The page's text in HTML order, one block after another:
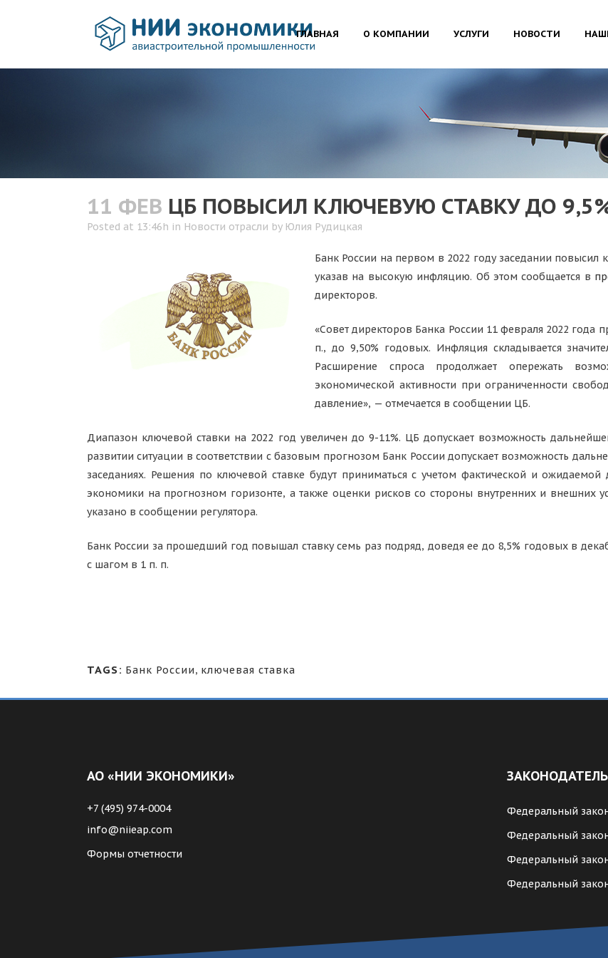
ГЛАВНАЯ О КОМПАНИИ УСЛУГИ НОВОСТИ
11 ФЕВ ЦБ ПОВЫСИЛ КЛЮЧЕВУЮ СТАВКУ ДО
Posted at 13:46h in Новости отрасли by Юлия Рудицкая
Банк России на первом в 2022 году заседании повысил
указав на высокую инфляцию. Об этом сообщается в
директоров.
«Совет директоров Банка России 11 февраля 2022 года
п., до 9,50% годовых. Инфляция складывается
Расширение спроса продолжает опережать
экономической активности при ограниченности
давление», — отмечается в сообщении ЦБ.
Диапазон ключевой ставки на 2022 год увеличен до 9-11%. ЦБ допускает возможность
развитии ситуации в соответствии с базовым прогнозом Банк России допускает возможность
заседаниях. Решения по ключевой ставке будут приниматься с учетом фактической и
экономики на прогнозном горизонте, а также оценки рисков со стороны внутренних и
указано в сообщении регулятора.
Банк России за прошедший год повышал ставку семь раз подряд, доведя ее до 8,5% годовых в
с шагом в 1 п. п.
TAGS: Банк России, ключевая ставка
АО «НИИ ЭКОНОМИКИ»
+7 (495) 974-0004
info@niieap.com
Формы отчетности
Федеральный
Федеральный
Федеральный
Федеральный